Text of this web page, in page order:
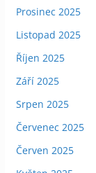
Prosinec 2025
Listopad 2025
Říjen 2025
Září 2025
Srpen 2025
Červenec 2025
Červen 2025